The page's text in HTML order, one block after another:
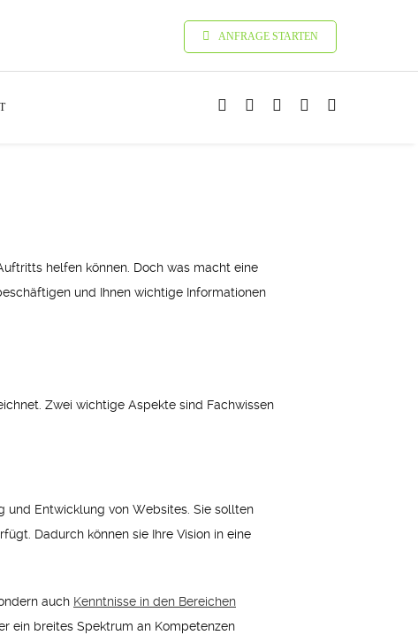
ANFRAGE STARTEN
helfen können. Doch was macht eine
und Ihnen wichtige Informationen
Zwei wichtige Aspekte sind Fachwissen
und Entwicklung von Websites. Sie sollten
Dadurch können sie Ihre Vision in eine
auch Kenntnisse in den Bereichen
ein breites Spektrum an Kompetenzen